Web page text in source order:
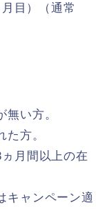
目）（通常
い方。
方。
月間以上の在
キャンペーン適